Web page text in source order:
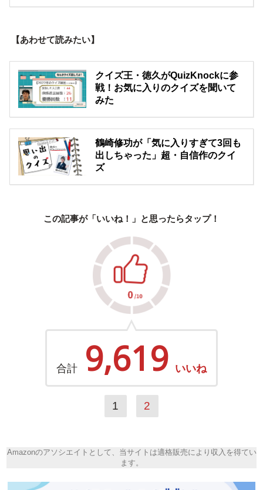
【あわせて読みたい】
クイズ王・徳久がQuizKnockに参
戦！お気に入りのクイズを聞いて
みた
鶴崎修功が「気に入りすぎて3回も
出しちゃった」超・自信作のクイ
ズ
この記事が「いいね！」と思ったらタップ！
合計 9,619 いいね
1 2
Amazonのアソシエイトとして、当サイトは適格販売により収入を得てい
ます。